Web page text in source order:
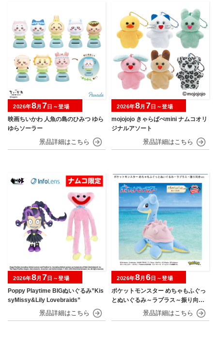
映画ちいかわ 人魚の島のひみつ ゆら
ゆらソーラー
2026年8月 7 日～登場
mojojojo きゃらぱぺmini ナムコオリ
ジナルアソート
2026年8月 7 日～登場
Poppy Playtime BIGぬいぐるみ”Kis
syMissy&Lily Lovebraids”
2026年8月 7日～登場
ポケットモンスター めちゃもふぐっ
とぬいぐるみ～ラプラス～振り向きv
2026年8月 6日～登場